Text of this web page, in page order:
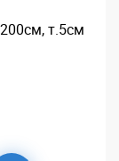
т.5см